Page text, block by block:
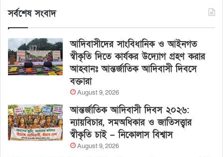
সর্বশেষ সংবাদ
আদিবাসীদের সাংবিধানিক ও আইনগত
স্বীকৃতি দিতে কার্যকর উদ্যোগ গ্রহণ করার
আহবানঃ আন্তর্জাতিক আদিবাসী দিবসে
বক্তারা
August 9, 2026
আন্তর্জাতিক আদিবাসী দিবস ২০২৬:
ন্যায়বিচার, সমঅধিকার ও জাতিসত্ত্বার
স্বীকৃতি চাই – নিকোলাস বিশ্বাস
August 9, 2026